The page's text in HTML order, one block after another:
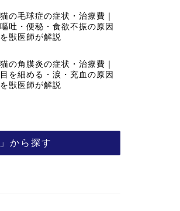
猫の毛球症の症状・治療費｜
嘔吐・便秘・食欲不振の原因
を獣医師が解説
猫の角膜炎の症状・治療費｜
目を細める・涙・充血の原因
を獣医師が解説
から探す